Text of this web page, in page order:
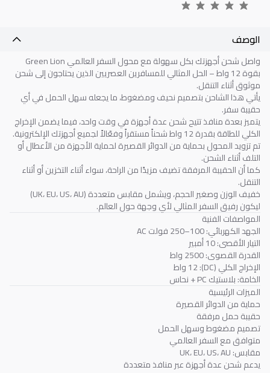
الوصف
واصل شحن أجهزتك بكل سهولة مع محول السفر العالمي Green Lion
بقوة 12 واط – الحل المثالي للمسافرين العصريين الذين يحتاجون إلى شحن
موثوق أثناء التنقل.
يأتي هذا الشاحن بتصميم نحيف ومضغوط، ما يجعله سهل الحمل في أي
حقيبة سفر.
يتميز بعدة منافذ تتيح شحن عدة أجهزة في وقت واحد، فيما يضمن الإخراج
الكلي للطاقة بقدرة 12 واط شحناً مستقراً وفعّالاً لجميع أجهزتك الإلكترونية.
تم تزويد المحول بحماية من الدوائر القصيرة لحماية الأجهزة من الأعطال أو
التلف أثناء الشحن.
كما أن الحقيبة المرفقة تضيف مزيدًا من الراحة، سواء أثناء التخزين أو أثناء
التنقل.
خفيف الوزن وصغير الحجم، ويشمل مقابس متعددة (UK، EU، US، AU)
ليكون رفيق السفر المثالي لأي وجهة حول العالم.
المواصفات الفنية
الجهد الكهربائي: 100–250 فولت AC
التيار الأقصى: 10 أمبير
القدرة القصوى: 2500 واط
الإخراج الكلي (DC): 12 واط
الخامة: بلاستيك PC + نحاس
الميزات الرئيسية
حماية من الدوائر القصيرة
حقيبة حمل مرفقة
تصميم مضغوط وسهل الحمل
متوافق مع السفر العالمي
مقابس: UK، EU، US، AU
يدعم شحن عدة أجهزة عبر منافذ متعددة